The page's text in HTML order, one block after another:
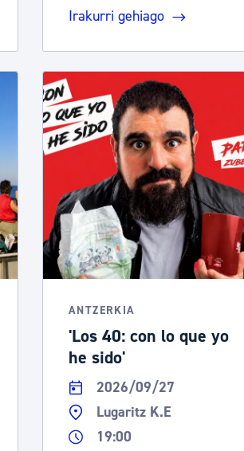
Irakurri gehiago
ANTZERKIA
'Los 40: con lo que yo
he sido'
2026/09/27
Lugaritz K.E
19:00